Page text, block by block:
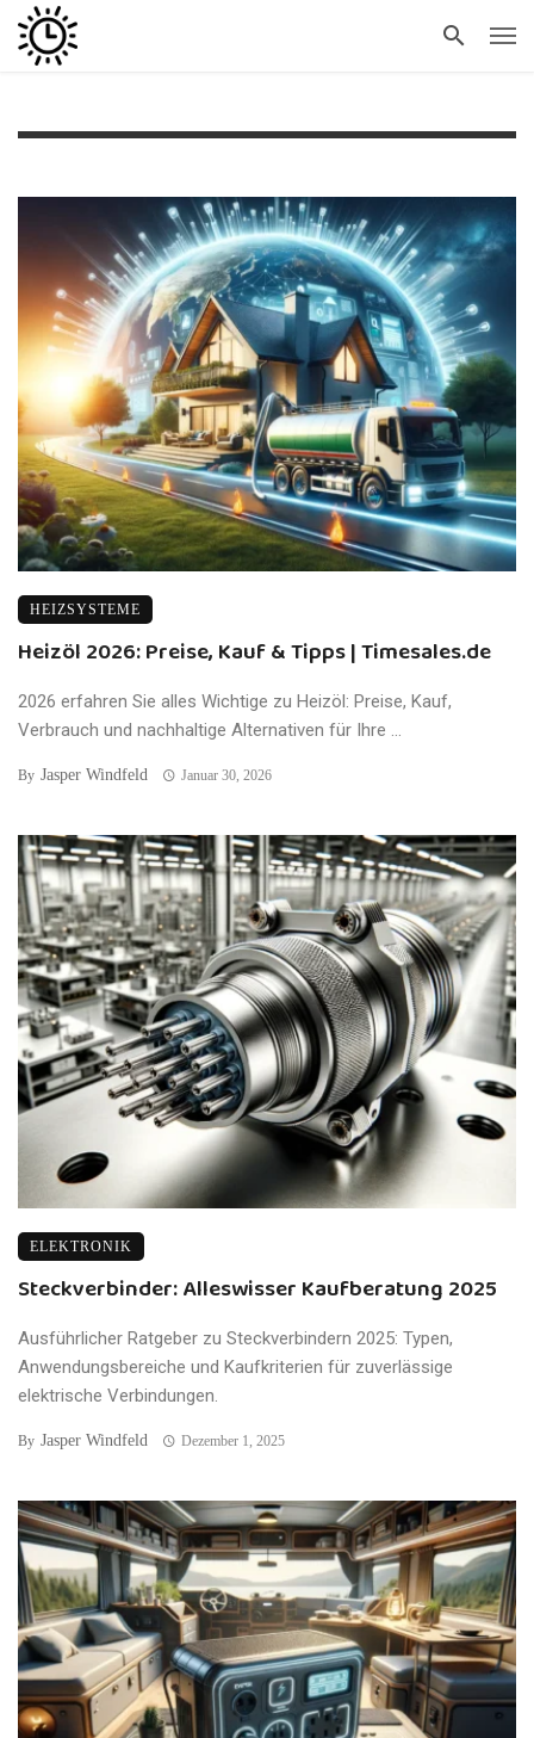
HEIZSYSTEME
Heizöl 2026: Preise, Kauf & Tipps | Timesales.de
2026 erfahren Sie alles Wichtige zu Heizöl: Preise, Kauf,
Verbrauch und nachhaltige Alternativen für Ihre ...
By Jasper Windfeld Januar 30, 2026
ELEKTRONIK
Steckverbinder: Alleswisser Kaufberatung 2025
Ausführlicher Ratgeber zu Steckverbindern 2025: Typen,
Anwendungsbereiche und Kaufkriterien für zuverlässige
elektrische Verbindungen.
By Jasper Windfeld Dezember 1, 2025